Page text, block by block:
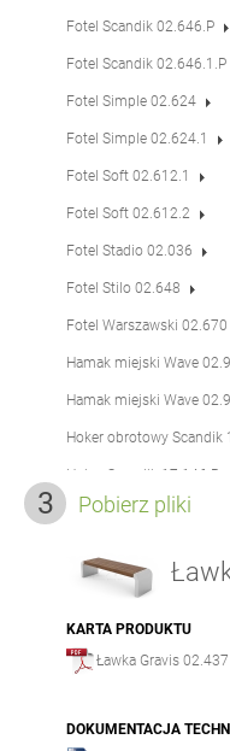
Fotel Scandik 02.646.P
Fotel Scandik 02.646.1.P
Fotel Simple 02.624
Fotel Simple 02.624.1
Fotel Soft 02.612.1
Fotel Soft 02.612.2
Fotel Stadio 02.036
Fotel Stilo 02.648
Fotel Warszawski 02.670
Hamak miejski Wave
Hamak miejski Wave
Hoker obrotowy Scandik
Hoker Scandik 17.146.P
Leżak Duo 02.052
Leżak obrotowy Flash
Leżak Stilo 02.548
Leżak Stilo 02.548.1
Ławka Amicus 02.433
Pobierz pliki
KARTA PRODUKTU
Ławka Gravis 02.437
DOKUMENTACJA